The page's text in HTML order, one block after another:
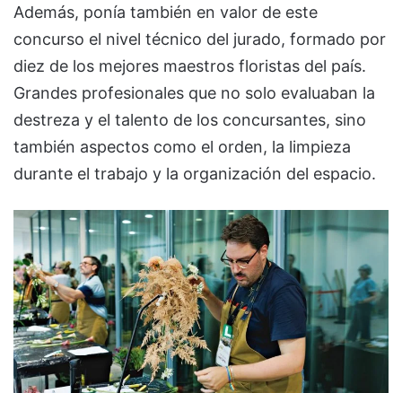
Además, ponía también en valor de este
concurso el nivel técnico del jurado, formado por
diez de los mejores maestros floristas del país.
Grandes profesionales que no solo evaluaban la
destreza y el talento de los concursantes, sino
también aspectos como el orden, la limpieza
durante el trabajo y la organización del espacio.